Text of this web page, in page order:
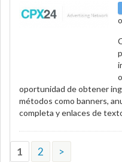
oportunidad de obtener
métodos como banners,
completa y enlaces de
1 2 >